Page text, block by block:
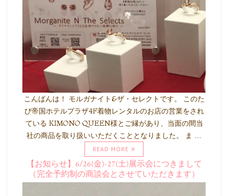
こんばんは！ モルガナイト&ザ・セレクトです。 このた
び帝国ホテルプラザ4F着物レンタルのお店の営業をされ
ている KIMONO QUEEN様とご縁があり、当面の間当
社の商品を取り扱いいただくこととなりました。 ま …
READ MORE
【お知らせ】6/26(金)-27(土)展示会につきまして
（完全予約制の商談会とさせていただきます）